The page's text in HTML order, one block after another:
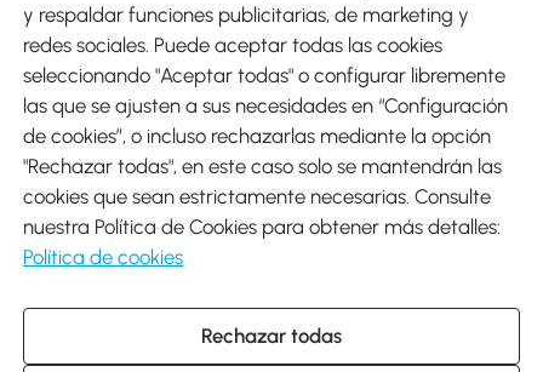
Envíos
Descargar Aosom App
Google Play
931 29 45 12 (L-V de 8:30 a 17:30h)
y respaldar funciones publicitarias, de marketing y
redes sociales. Puede aceptar todas las cookies
seleccionando "Aceptar todas" o configurar libremente
las que se ajusten a sus necesidades en “Configuración
de cookies”, o incluso rechazarlas mediante la opción
"Rechazar todas", en este caso solo se mantendrán las
cookies que sean estrictamente necesarias. Consulte
nuestra Política de Cookies para obtener más detalles:
Política de cookies
Rechazar todas